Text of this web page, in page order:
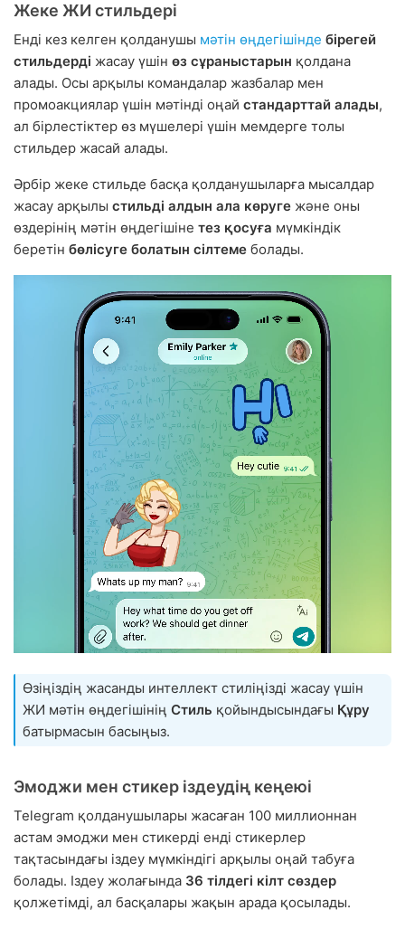
Жеке ЖИ стильдері
Енді кез келген қолданушы мәтін өңдегішінде бірегей
стильдерді жасау үшін өз сұраныстарын қолдана
алады. Осы арқылы командалар жазбалар мен
промоакциялар үшін мәтінді оңай стандарттай алады,
ал бірлестіктер өз мүшелері үшін мемдерге толы
стильдер жасай алады.
Әрбір жеке стильде басқа қолданушыларға мысалдар
жасау арқылы стильді алдын ала көруге және оны
өздерінің мәтін өңдегішіне тез қосуға мүмкіндік
беретін бөлісуге болатын сілтеме болады.
Өзіңіздің жасанды интеллект стиліңізді жасау үшін
ЖИ мәтін өңдегішінің Стиль қойындысындағы Құру
батырмасын басыңыз.
Эмоджи мен стикер іздеудің кеңеюі
Telegram қолданушылары жасаған 100 миллионнан
астам эмоджи мен стикерді енді стикерлер
тақтасындағы іздеу мүмкіндігі арқылы оңай табуға
болады. Іздеу жолағында 36 тілдегі кілт сөздер
қолжетімді, ал басқалары жақын арада қосылады.